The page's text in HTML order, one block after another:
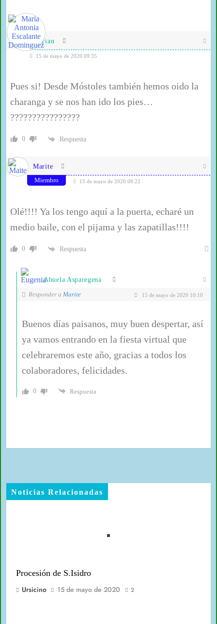
Marian
15 de mayo de 2020 09:35
Pues si! Desde Móstoles también hemos oido la
charanga y se nos han ido los pies…
????????????????
0 Respuesta
Marite
Miembro
15 de mayo de 2020 08:22
Olé!!!! Ya los tengo aquí a la puerta, echaré un
medio baile, con el pijama y las zapatillas!!!!
0 Respuesta
Abuela Asparegena
Responder a Marite 15 de mayo de 2020 10:10
Buenos días paisanos, muy buen despertar, así
ya vamos entrando en la fiesta virtual que
celebraremos este año, gracias a todos los
colaboradores, felicidades.
0 Respuesta
Noticias Relacionadas
Procesión de S.Isidro
Ursicino
15 de mayo de 2020 2